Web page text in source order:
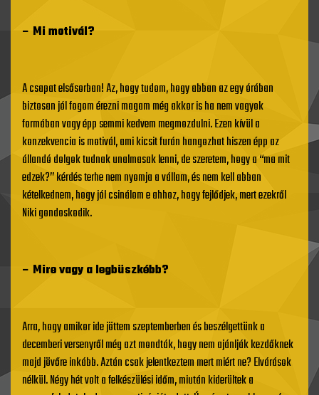
– Mi motivál?
A csapat elsősorban! Az, hogy tudom, hogy abban az egy órában
biztosan jól fogom érezni magam még akkor is ha nem vagyok
formában vagy épp semmi kedvem megmozdulni. Ezen kívül a
konzekvencia is motivál, ami kicsit furán hangozhat hiszen épp az
állandó dolgok tudnak unalmasak lenni, de szeretem, hogy a “ma mit
edzek?” kérdés terhe nem nyomja a vállam, és nem kell abban
kételkednem, hogy jól csinálom e ahhoz, hogy fejlődjek, mert ezekről
Niki gondoskodik.
– Mire vagy a legbüszkébb?
Arra, hogy amikor ide jöttem szeptemberben és beszélgettünk a
decemberi versenyről még azt mondták, hogy nem ajánlják kezdőknek
majd jövőre inkább. Aztán csak jelentkeztem mert miért ne? Elvárások
nélkül. Négy hét volt a felkészülési időm, miután kiderültek a